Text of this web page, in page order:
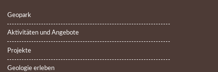
Geopark
Aktivitäten und Angebote
Projekte
Geologie erleben